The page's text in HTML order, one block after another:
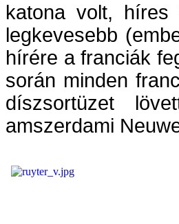
katona volt,
legkevesebb
hírére a franciák
során minden
díszsortüzet
amszerdami